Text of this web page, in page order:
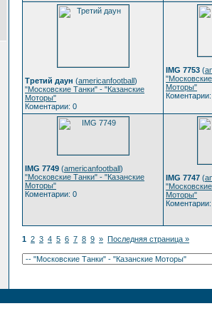
Третий даун (americanfootball)
"Московские Танки" - "Казанские
Моторы"
Коментарии: 0
IMG 7753 (
Моторы"
IMG 7749 (americanfootball)
"Московские Танки" - "Казанские
Моторы"
Коментарии: 0
IMG 7747 (
Моторы"
1 2 3 4 5 6 7 8 9 » Последняя страница »